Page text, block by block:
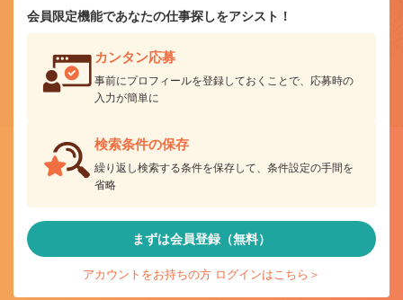
会員限定機能であなたの仕事探しをアシスト！
カンタン応募
事前にプロフィールを登録しておくことで、応募時の
入力が簡単に
検索条件の保存
繰り返し検索する条件を保存して、条件設定の手間を
省略
まずは会員登録（無料）
アカウントをお持ちの方 ログインはこちら＞